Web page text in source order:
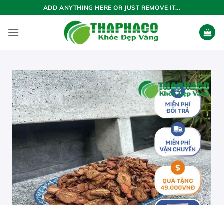
qua
nội
ADD ANYTHING HERE OR JUST REMOVE IT...